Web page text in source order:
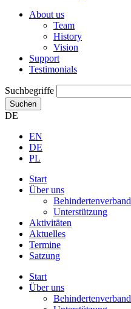
About us
Team
History
Vision
Support
Testimonials
Suchbegriffe
Suchen
DE
EN
DE
PL
Start
Über uns
Behindertenverband
Unterstützung
Aktivitäten
Aktuelles
Termine
Satzung
Start
Über uns
Behindertenverband